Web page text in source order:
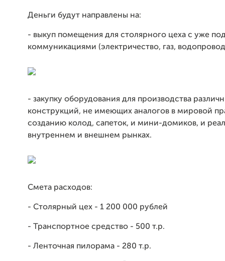
Деньги будут направлены на:
- выкуп помещения для столярного цеха с уже
коммуникациями (электричество, газ,
- закупку оборудования для производства
конструкций, не имеющих аналогов в мировой
созданию колод, сапеток, и мини-домиков, и
внутреннем и внешнем рынках.
Смета расходов:
- Столярный цех - 1 200 000 рублей
- Транспортное средство - 500 т.р.
- Ленточная пилорама - 280 т.р.